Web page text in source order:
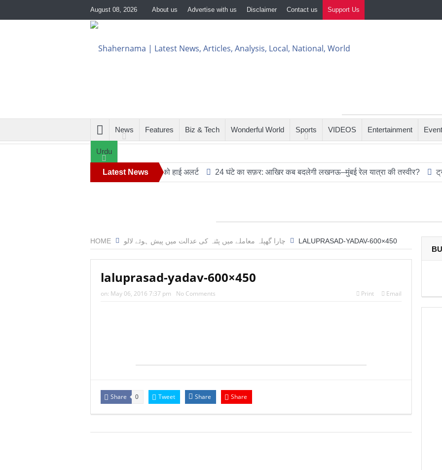
August 08, 2026 About us Advertise with us Disclaimer Contact us Support Us
News Features Biz & Tech Wonderful World Sports VIDEOS Entertainment
Urdu
Latest News
के संभावित हमले को देखते हुए सुरक्षा एजेंसियों को हाई अलर्ट 24 घंटे का सफ़र: आखिर कब बदलेगी लखनऊ–मुंबई रेल यात्रा की तस्वीर? ट्रंप के
HOME چارا گھپلہ معاملے میں پٹنہ کی عدالت میں پیش ہوئے لالو LALUPRASAD-YADAV-600×450
laluprasad-yadav-600×450
on: May 06, 2016 7:37 pm No Comments Print Email
Share 0 Tweet Share Share